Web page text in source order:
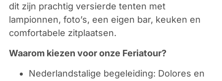
dit zijn prachtig versierde tenten met
lampionnen, foto’s, een eigen bar, keuken en
comfortabele zitplaatsen.
Waarom kiezen voor onze Feriatour?
Nederlandstalige begeleiding: Dolores en